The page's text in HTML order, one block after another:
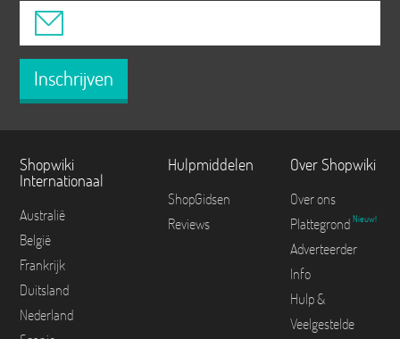
Inschrijven
Shopwiki
Internationaal
Australië
België
Frankrijk
Duitsland
Nederland
Hulpmiddelen
ShopGidsen
Reviews
Over Shopwiki
Over ons
Plattegrond Nieuw!
Adverteerder
Info
Hulp &
Veelgestelde